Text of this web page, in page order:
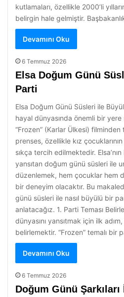
kutlamaları, özellikle 2000’li
belirgin hale gelmiştir.
Devamını Oku
6 Temmuz 2026
Elsa Doğum Günü
Parti
Elsa Doğum Günü Süsleri ile
hayal dünyasında önemli bir
“Frozen” (Karlar Ülkesi) filminden
prenses, özellikle kız
sıkça tercih edilmektedir.
yansıtan doğum günü süsleri ile
düzenlemek, hem çocuklar hem
bir deneyim olacaktır. Bu
günü süsleri ile nasıl büyülü bir
anlatacağız. 1. Parti Teması
dünyasını yansıtmak için ilk
belirlemektir. “Frozen” temalı bir
Devamını Oku
6 Temmuz 2026
Doğum Günü